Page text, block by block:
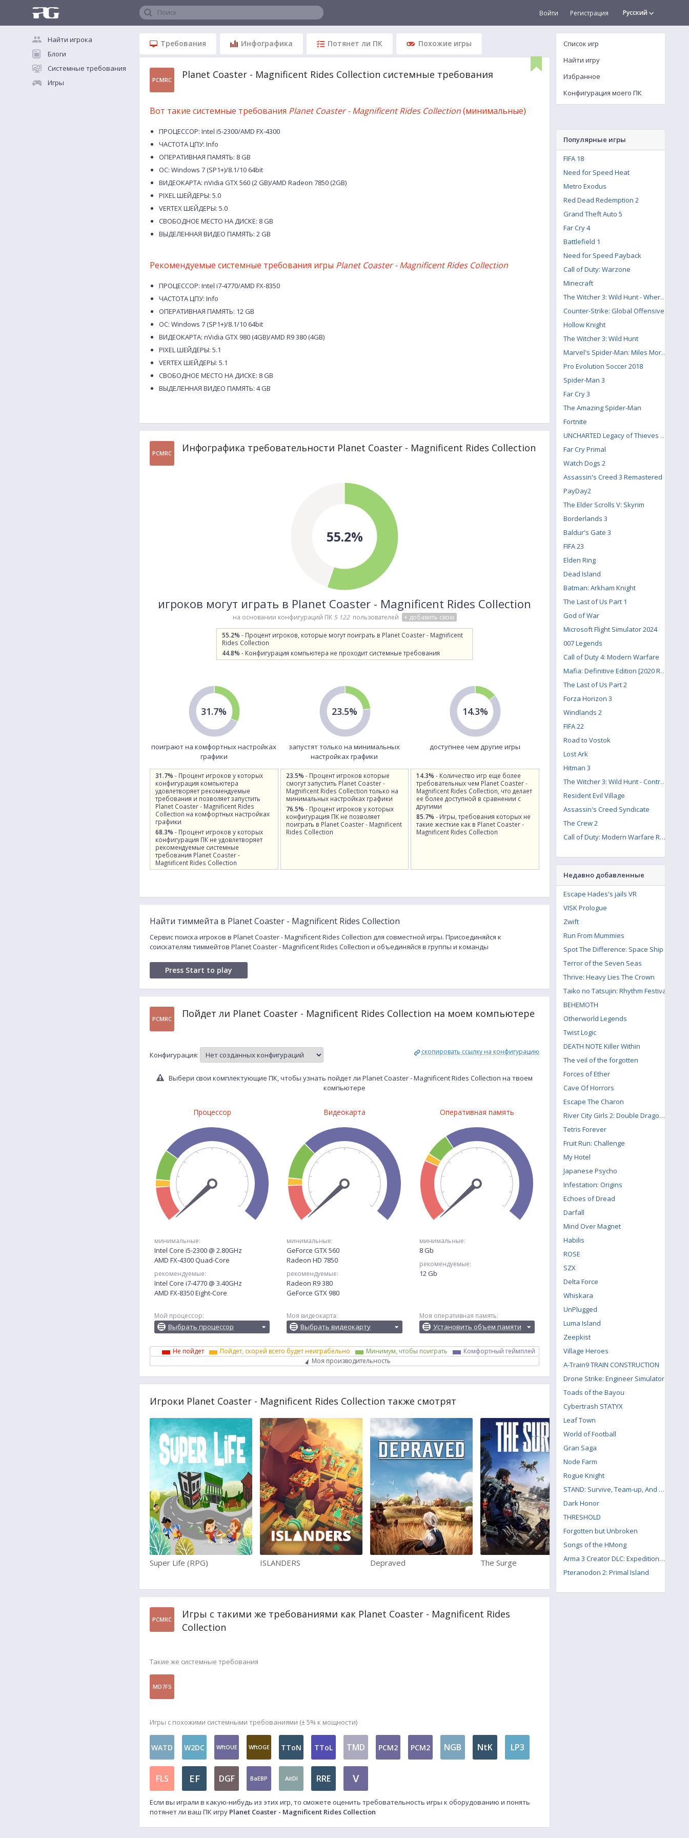
Поиск Русский
Войти Регистрация
Найти игрока
Блоги
Системные требования
Игры
Требования Инфографика Потянет ли ПК Похожие игры
PCMRC Planet Coaster - Magnificent Rides Collection системные требования
Вот такие системные требования Planet Coaster - Magnificent Rides Collection(минимальные)
ПРОЦЕССОР: Intel i5-2300/AMD FX-4300
ЧАСТОТА ЦПУ: Info
ОПЕРАТИВНАЯ ПАМЯТЬ: 8 GB
ОС: Windows 7 (SP1+)/8.1/10 64bit
ВИДЕОКАРТА: nVidia GTX 560 (2 GB)/AMD Radeon 7850 (2GB)
PIXEL ШЕЙДЕРЫ: 5.0
VERTEX ШЕЙДЕРЫ: 5.0
СВОБОДНОЕ МЕСТО НА ДИСКЕ: 8 GB
ВЫДЕЛЕННАЯ ВИДЕО ПАМЯТЬ: 2 GB
Рекомендуемые системные требования игры Planet Coaster - Magnificent Rides Collection
ПРОЦЕССОР: Intel i7-4770/AMD FX-8350
ЧАСТОТА ЦПУ: Info
ОПЕРАТИВНАЯ ПАМЯТЬ: 12 GB
ОС: Windows 7 (SP1+)/8.1/10 64bit
ВИДЕОКАРТА: nVidia GTX 980 (4GB)/AMD R9 380 (4GB)
PIXEL ШЕЙДЕРЫ: 5.1
VERTEX ШЕЙДЕРЫ: 5.1
СВОБОДНОЕ МЕСТО НА ДИСКЕ: 8 GB
ВЫДЕЛЕННАЯ ВИДЕО ПАМЯТЬ: 4 GB
PCMRC Инфографика требовательности Planet Coaster - Magnificent Rides Collection
55.2%
игроков могут играть в Planet Coaster - Magnificent Rides Collection
на основании конфигураций ПК 5 122 пользователей + добавить свою
55.2% - Процент игроков, которые могут поиграть в Planet Coaster - Magnificent
Rides Collection
44.8% - Конфигурация компьютера не проходит системные требования
31.7%
поиграют на комфортных настройках
графики
31.7% - Процент игроков у которых
конфигурация компьютера
удовлетворяет рекомендуемые
требования и позволяет запустить
Planet Coaster - Magnificent Rides
Collection на комфортных настройках
графики
68.3% - Процент игроков у которых
конфигурация ПК не удовлетворяет
рекомендуемые системные
требования Planet Coaster -
Magnificent Rides Collection
23.5%
запустят только на минимальных
настройках графики
23.5% - Процент игроков которые
смогут запустить Planet Coaster -
Magnificent Rides Collection только на
минимальных настройках графики
76.5% - Процент игроков у которых
конфигурация ПК не позволяет
поиграть в Planet Coaster - Magnificent
Rides Collection
14.3%
доступнее чем другие игры
14.3% - Количество игр еще более
требовательных чем Planet Coaster -
Magnificent Rides Collection, что делает
ее более доступной в сравнении с
другими
85.7% - Игры, требования которых не
такие жесткие как в Planet Coaster -
Magnificent Rides Collection
Найти тиммейта в Planet Coaster - Magnificent Rides Collection
Сервис поиска игроков в Planet Coaster - Magnificent Rides Collection для совместной игры. Присоединяйся к
соискателям тиммейтов Planet Coaster - Magnificent Rides Collection и объединяйся в группы и команды
Press Start to play
PCMRC Пойдет ли Planet Coaster - Magnificent Rides Collection на моем компьютере
Конфигурация: скопировать ссылку на конфигурацию
Выбери свои комплектующие ПК, чтобы узнать пойдет ли Planet Coaster - Magnificent Rides Collection на твоем
компьютере
Процессор
минимальные:
Intel Core i5-2300 @ 2.80GHz
AMD FX-4300 Quad-Core
рекомендуемые:
Intel Core i7-4770 @ 3.40GHz
AMD FX-8350 Eight-Core
Мой процессор:
Выбрать процессор
Видеокарта
минимальные:
GeForce GTX 560
Radeon HD 7850
рекомендуемые:
Radeon R9 380
GeForce GTX 980
Моя видеокарта:
Выбрать видеокарту
Оперативная память
минимальные:
8 Gb
рекомендуемые:
12 Gb
Моя оперативная память:
Установить объем памяти
Не пойдет Пойдет, скорей всего будет неиграбельно Минимум, чтобы поиграть
Комфортный геймплей
Моя производительность
Игроки Planet Coaster - Magnificent Rides Collection также смотрят
Super Life (RPG) ISLANDERS Depraved The Surge Chronicon
PCMRC
Игры с такими же требованиями как Planet Coaster - Magnificent Rides
Collection
Такие же системные требования
MD7FS
Игры с похожими системными требованиями (± 5% к мощности)
WATD W2DC WftOUE WftOGE TToN TToL TMD PCM2 PCM2 NGB NtK LP3
FLS EF DGF BaEBP AitDI RRE V
Если вы играли в какую-нибудь из этих игр, то сможете оценить требовательность игры к оборудованию и понять
потянет ли ваш ПК игру Planet Coaster - Magnificent Rides Collection
Список игр
Найти игру
Избранное
Конфигурация моего ПК
Популярные игры
FIFA 18
Need for Speed Heat
Metro Exodus
Red Dead Redemption 2
Grand Theft Auto 5
Far Cry 4
Battlefield 1
Need for Speed Payback
Call of Duty: Warzone
Minecraft
The Witcher 3: Wild Hunt - Where the Cat and Wolf Play
Counter-Strike: Global Offensive
Hollow Knight
The Witcher 3: Wild Hunt
Marvel's Spider-Man: Miles Morales
Pro Evolution Soccer 2018
Spider-Man 3
Far Cry 3
The Amazing Spider-Man
Fortnite
UNCHARTED Legacy of Thieves Collection
Far Cry Primal
Watch Dogs 2
Assassin's Creed 3 Remastered
PayDay2
The Elder Scrolls V: Skyrim
Borderlands 3
Baldur's Gate 3
FIFA 23
Elden Ring
Dead Island
Batman: Arkham Knight
The Last of Us Part 1
God of War
Microsoft Flight Simulator 2024
007 Legends
Call of Duty 4: Modern Warfare
Mafia: Definitive Edition [2020 Remake]
The Last of Us Part 2
Forza Horizon 3
Windlands 2
FIFA 22
Road to Vostok
Lost Ark
Hitman 3
The Witcher 3: Wild Hunt - Contract: Missing Miners
Resident Evil Village
Assassin's Creed Syndicate
The Crew 2
Call of Duty: Modern Warfare Remastered
Недавно добавленные
Escape Hades's jails VR
VISK Prologue
Zwift
Run From Mummies
Spot The Difference: Space Ship
Terror of the Seven Seas
Thrive: Heavy Lies The Crown
Taiko no Tatsujin: Rhythm Festival
BEHEMOTH
Otherworld Legends
Twist Logic
DEATH NOTE Killer Within
The veil of the forgotten
Forces of Ether
Cave Of Horrors
Escape The Charon
River City Girls 2: Double Dragon DLC
Tetris Forever
Fruit Run: Challenge
My Hotel
Japanese Psycho
Infestation: Origins
Echoes of Dread
Darfall
Mind Over Magnet
Habilis
ROSE
SZX
Delta Force
Whiskara
UnPlugged
Luma Island
Zeepkist
Village Heroes
A-Train9 TRAIN CONSTRUCTION
Drone Strike: Engineer Simulator
Toads of the Bayou
Cybertrash STATYX
Leaf Town
World of Football
Gran Saga
Node Farm
Rogue Knight
STAND: Survive, Team-up, And Never Die
Dark Honor
THRESHOLD
Forgotten but Unbroken
Songs of the HMong
Arma 3 Creator DLC: Expeditionary Forces
Pteranodon 2: Primal Island